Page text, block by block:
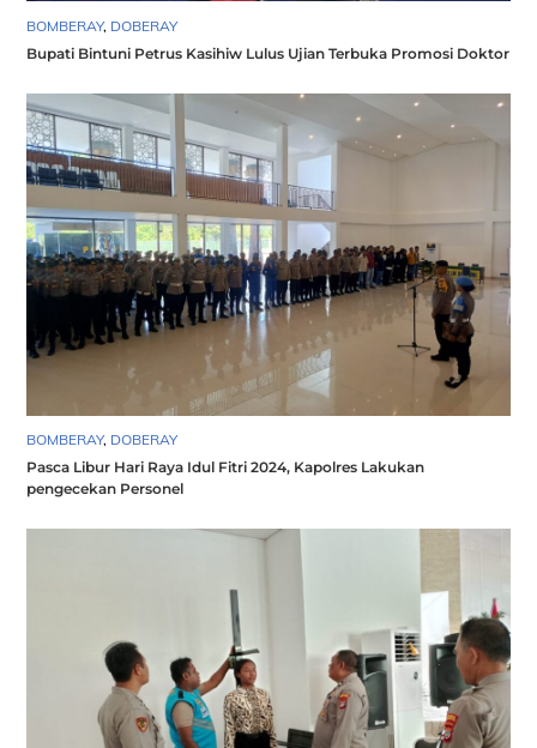
BOMBERAY, DOBERAY
Bupati Bintuni Petrus Kasihiw Lulus Ujian Terbuka Promosi Doktor
BOMBERAY, DOBERAY
Pasca Libur Hari Raya Idul Fitri 2024, Kapolres Lakukan
pengecekan Personel